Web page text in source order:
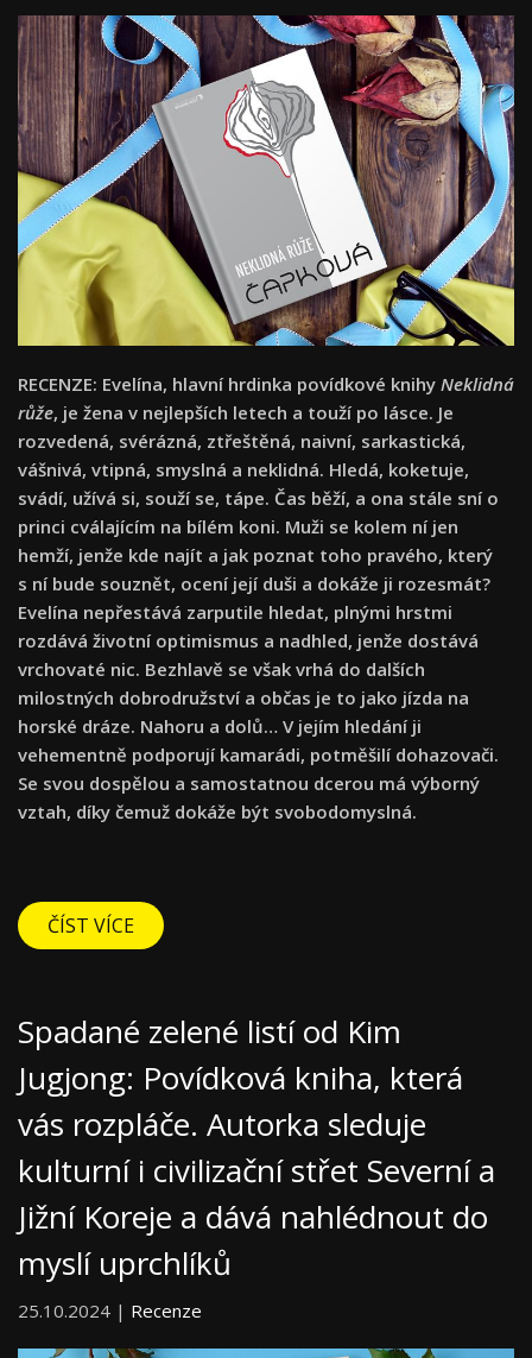
RECENZE: Evelína, hlavní hrdinka povídkové knihy Neklidná
růže, je žena v nejlepších letech a touží po lásce. Je
rozvedená, svérázná, ztřeštěná, naivní, sarkastická,
vášnivá, vtipná, smyslná a neklidná. Hledá, koketuje,
svádí, užívá si, souží se, tápe. Čas běží, a ona stále sní o
princi cválajícím na bílém koni. Muži se kolem ní jen
hemží, jenže kde najít a jak poznat toho pravého, který
s ní bude souznět, ocení její duši a dokáže ji rozesmát?
Evelína nepřestává zarputile hledat, plnými hrstmi
rozdává životní optimismus a nadhled, jenže dostává
vrchovaté nic. Bezhlavě se však vrhá do dalších
milostných dobrodružství a občas je to jako jízda na
horské dráze. Nahoru a dolů… V jejím hledání ji
vehementně podporují kamarádi, potměšilí dohazovači.
Se svou dospělou a samostatnou dcerou má výborný
vztah, díky čemuž dokáže být svobodomyslná.
ČÍST VÍCE
Spadané zelené listí od Kim
Jugjong: Povídková kniha, která
vás rozpláče. Autorka sleduje
kulturní i civilizační střet Severní a
Jižní Koreje a dává nahlédnout do
myslí uprchlíků
25.10.2024 | Recenze